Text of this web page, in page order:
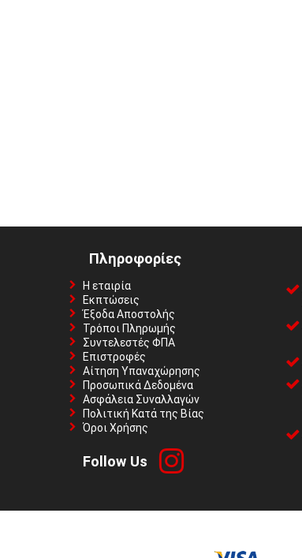
Πληροφορίες
Η εταιρία
Εκπτώσεις
Έξοδα Αποστολής
Τρόποι Πληρωμής
Συντελεστές ΦΠΑ
Επιστροφές
Αίτηση Υπαναχώρησης
Προσωπικά Δεδομένα
Ασφάλεια Συναλλαγών
Πολιτική Κατά της Βίας
Όροι Χρήσης
Follow Us